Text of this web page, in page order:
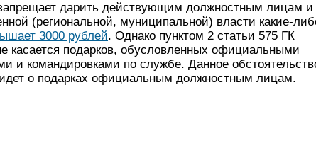
дарить действующим должностным лицам и
(региональной, муниципальной) власти какие-
3000 рублей. Однако пунктом 2 статьи 575 ГК
касается подарков, обусловленных официальными
и командировками по службе. Данное
о подарках официальным должностным лицам.